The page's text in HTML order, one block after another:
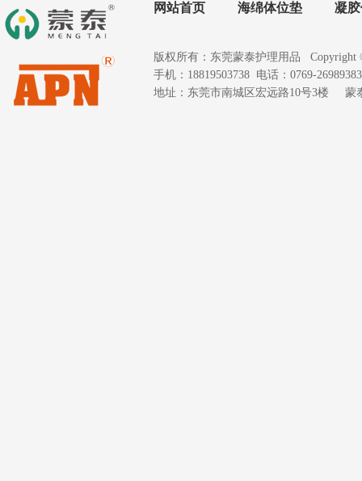
网站首页 海绵体位垫 凝
版权所有：东莞蒙泰护理用品 Copyright
手机：18819503738 电话：0769-
地址：东莞市南城区宏远路10号3楼